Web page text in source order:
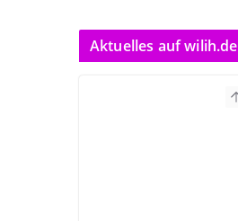
Aktuelles auf wilih.de